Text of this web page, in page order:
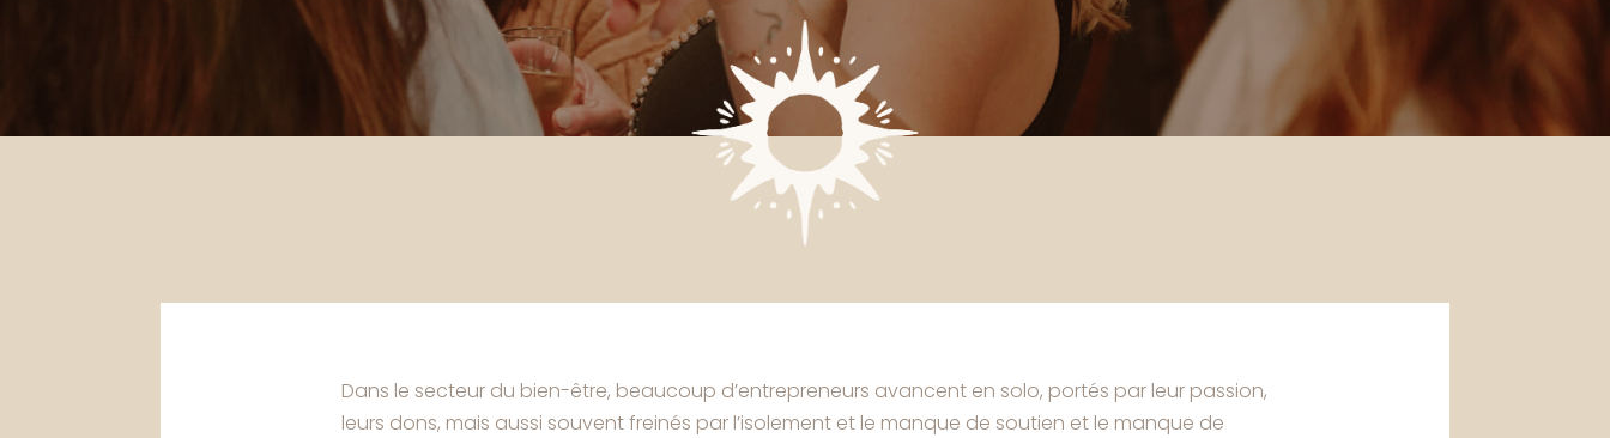
Dans le secteur du bien-être, beaucoup d’entrepreneurs avancent en solo, portés par leur passion,
leurs dons, mais aussi souvent freinés par l’isolement et le manque de soutien et le manque de